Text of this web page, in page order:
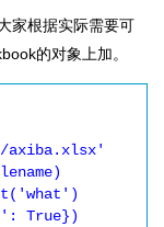
家根据实际需要可
的对象上加。
axiba.xlsx'
True})